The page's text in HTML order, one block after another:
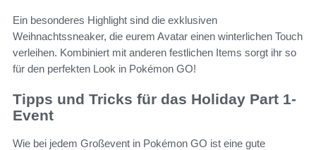
Ein besonderes Highlight sind die exklusiven
Weihnachtssneaker, die eurem Avatar einen winterlichen Touch
verleihen. Kombiniert mit anderen festlichen Items sorgt ihr so
für den perfekten Look in Pokémon GO!
Tipps und Tricks für das Holiday Part 1-
Event
Wie bei jedem Großevent in Pokémon GO ist eine gute